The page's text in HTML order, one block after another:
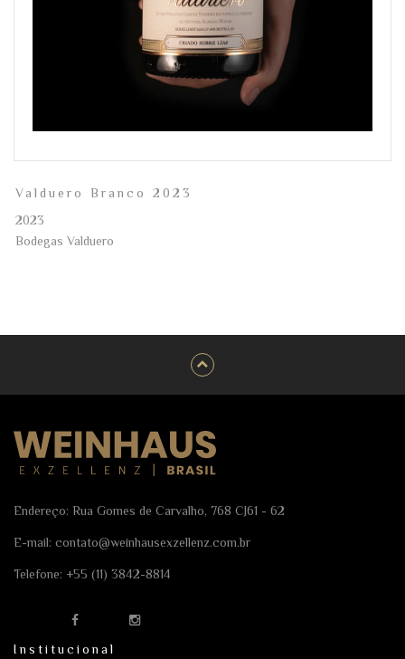
Valduero Branco 2023
2023
Bodegas Valduero
Endereço: Rua Gomes de Carvalho, 768 CJ61 - 62
E-mail: contato@weinhausexzellenz.com.br
Telefone: +55 (11) 3842-8814
Institucional